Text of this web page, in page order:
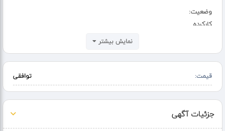
وضعیت:
کارکرده
مته آهن قطرهای مختلف
تیغچه و قلاویز و فرز انگشتی
نمایش بیشتر
قیمت: توافقی
جزئیات آگهی